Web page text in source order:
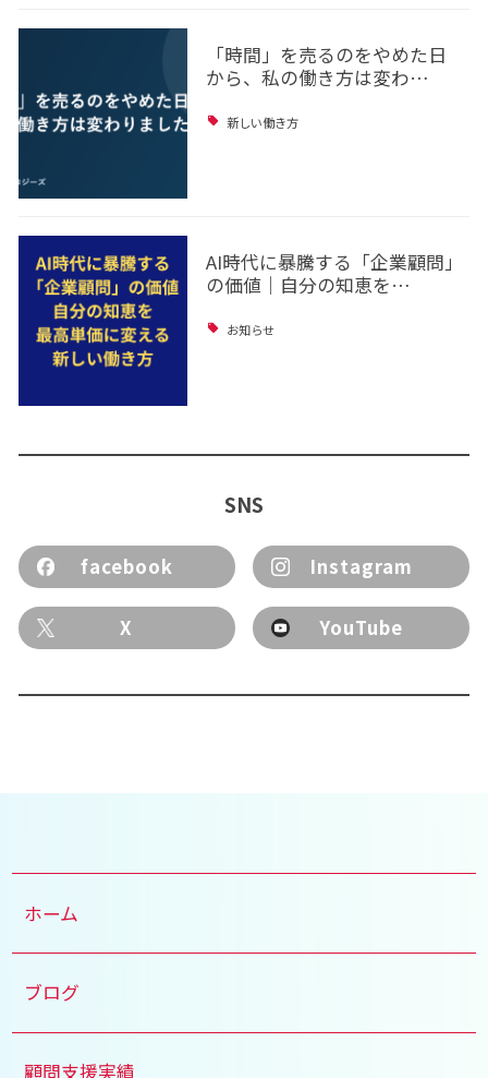
「時間」を売るのをやめた日
から、私の働き方は変わ…
新しい働き方
AI時代に暴騰する「企業顧問」
の価値｜自分の知恵を…
お知らせ
SNS
facebook Instagram
X YouTube
ホーム
ブログ
顧問支援実績